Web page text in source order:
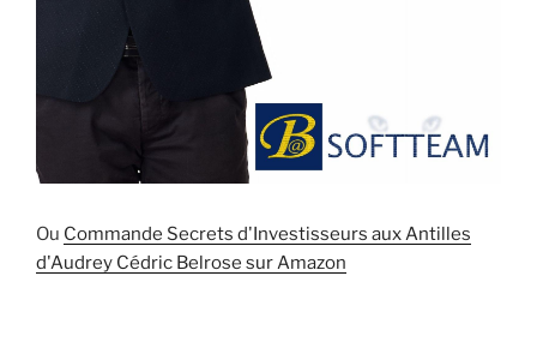
Ou Commande Secrets d'Investisseurs aux Antilles
d'Audrey Cédric Belrose sur Amazon